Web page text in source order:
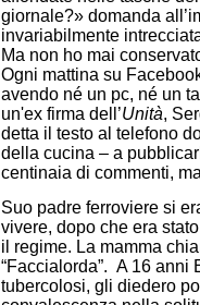
giornale?» domanda
invariabilmente
Ma non ho mai
Ogni mattina su
avendo né un pc, né un
un'ex firma dell’Unità,
detta il testo al telefono
della cucina – a
centinaia di commenti,
Suo padre ferroviere si
vivere, dopo che era
il regime. La mamma
“Faccialorda”. A 16 anni
tubercolosi, gli diedero